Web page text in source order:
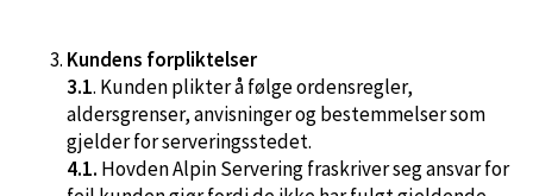
Kundens forpliktelser
3.1. Kunden plikter å følge ordensregler,
aldersgrenser, anvisninger og bestemmelser som
gjelder for serveringsstedet.
4.1. Hovden Alpin Servering fraskriver seg ansvar for